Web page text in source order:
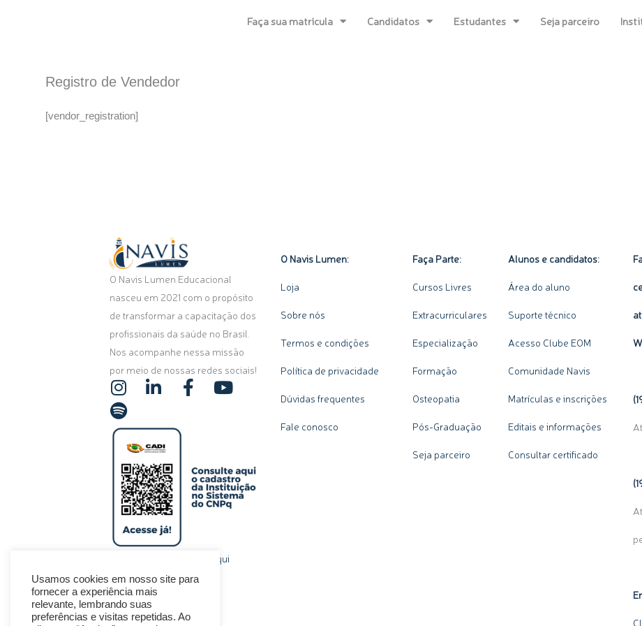
Faça sua matrícula Candidatos Estudantes Seja parceiro
Registro de Vendedor
[vendor_registration]
O Navis Lumen Educacional
nasceu em 2021 com o propósito
de transformar a capacitação dos
profissionais da saúde no Brasil.
Nos acompanhe nessa missão
por meio de nossas redes sociais!
I
n
s
t
g
r
a
m
L
k
e
d
i
n
-
i
F
a
o
o
k
Y
b
e
S
p
o
t
f
y
clique aqui
O Navis Lumen:
Loja
Sobre nós
Termos e condições
Política de privacidade
Dúvidas frequentes
Fale conosco
Faça Parte:
Cursos Livres
Extracurriculares
Especialização
Formação
Osteopatia
Pós-Graduação
Seja parceiro
Alunos e candidatos:
Área do aluno
Suporte técnico
Acesso Clube EOM
Comunidade Navis
Matrículas e inscrições
Editais e informações
Consultar certificado
Usamos cookies em nosso site para
fornecer a experiência mais
relevante, lembrando suas
preferências e visitas repetidas. Ao